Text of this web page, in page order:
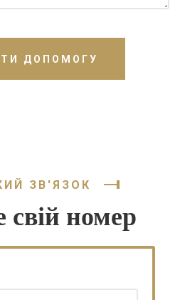
ДОПОМОГУ
ЗВ'ЯЗОК
номер